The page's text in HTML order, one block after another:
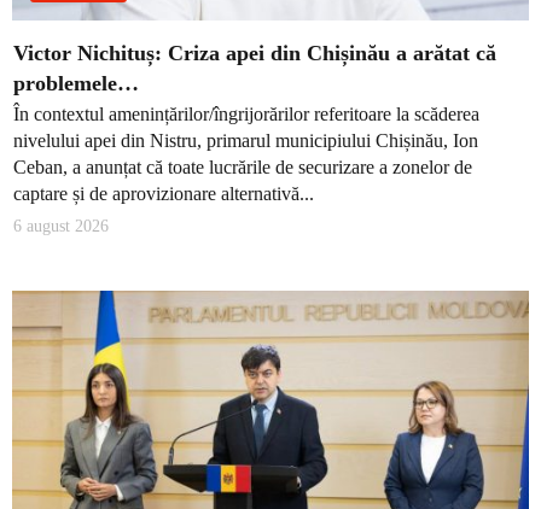
Victor Nichituș: Criza apei din Chișinău a arătat că
problemele…
În contextul amenințărilor/îngrijorărilor referitoare la scăderea
nivelului apei din Nistru, primarul municipiului Chișinău, Ion
Ceban, a anunțat că toate lucrările de securizare a zonelor de
captare și de aprovizionare alternativă...
6 august 2026